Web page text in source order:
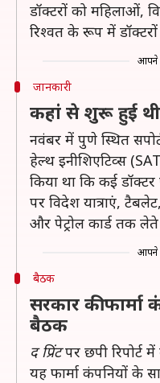
डॉक्टरों को महिलाओं,
रिश्वत के रूप में
आपने
जानकारी
कहां से शुरू हुई
नवंबर में पुणे स्थित
हेल्थ इनीशिएटिव्स
किया था कि कई डॉक्टर
पर विदेश यात्राएं,
और पेट्रोल कार्ड तक लेते
आपने
बैठक
सरकार कीफार्मा
बैठक
द प्रिंटपर छपी रिपोर्ट
यह फार्मा कंपनियों के